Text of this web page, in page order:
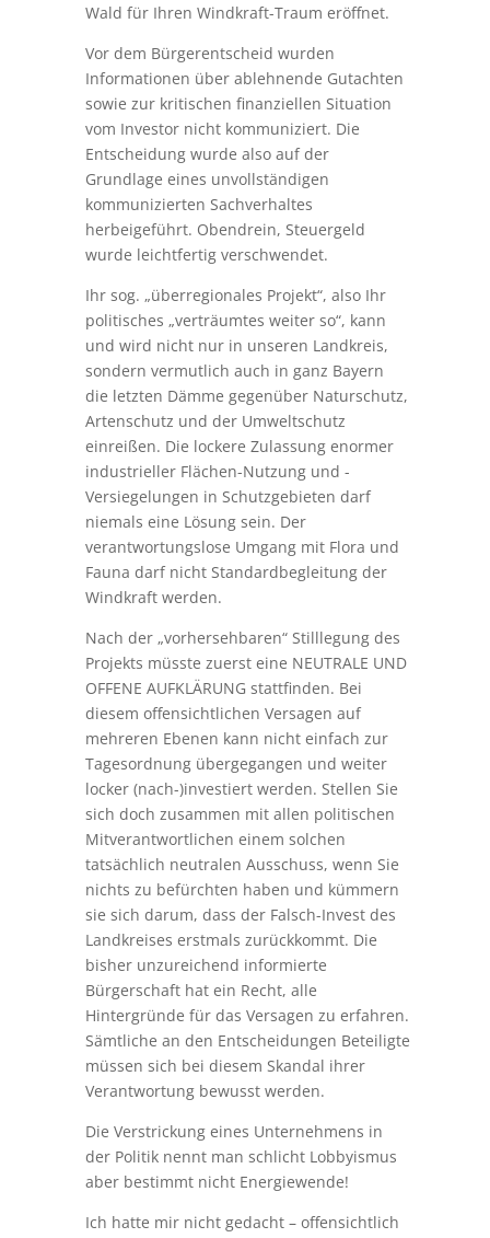
Wald für Ihren Windkraft-Traum eröffnet.
Vor dem Bürgerentscheid wurden
Informationen über ablehnende Gutachten
sowie zur kritischen finanziellen Situation
vom Investor nicht kommuniziert. Die
Entscheidung wurde also auf der
Grundlage eines unvollständigen
kommunizierten Sachverhaltes
herbeigeführt. Obendrein, Steuergeld
wurde leichtfertig verschwendet.
Ihr sog. „überregionales Projekt“, also Ihr
politisches „verträumtes weiter so“, kann
und wird nicht nur in unseren Landkreis,
sondern vermutlich auch in ganz Bayern
die letzten Dämme gegenüber Naturschutz,
Artenschutz und der Umweltschutz
einreißen. Die lockere Zulassung enormer
industrieller Flächen-Nutzung und -
Versiegelungen in Schutzgebieten darf
niemals eine Lösung sein. Der
verantwortungslose Umgang mit Flora und
Fauna darf nicht Standardbegleitung der
Windkraft werden.
Nach der „vorhersehbaren“ Stilllegung des
Projekts müsste zuerst eine NEUTRALE UND
OFFENE AUFKLÄRUNG stattfinden. Bei
diesem offensichtlichen Versagen auf
mehreren Ebenen kann nicht einfach zur
Tagesordnung übergegangen und weiter
locker (nach-)investiert werden. Stellen Sie
sich doch zusammen mit allen politischen
Mitverantwortlichen einem solchen
tatsächlich neutralen Ausschuss, wenn Sie
nichts zu befürchten haben und kümmern
sie sich darum, dass der Falsch-Invest des
Landkreises erstmals zurückkommt. Die
bisher unzureichend informierte
Bürgerschaft hat ein Recht, alle
Hintergründe für das Versagen zu erfahren.
Sämtliche an den Entscheidungen Beteiligte
müssen sich bei diesem Skandal ihrer
Verantwortung bewusst werden.
Die Verstrickung eines Unternehmens in
der Politik nennt man schlicht Lobbyismus
aber bestimmt nicht Energiewende!
Ich hatte mir nicht gedacht – offensichtlich